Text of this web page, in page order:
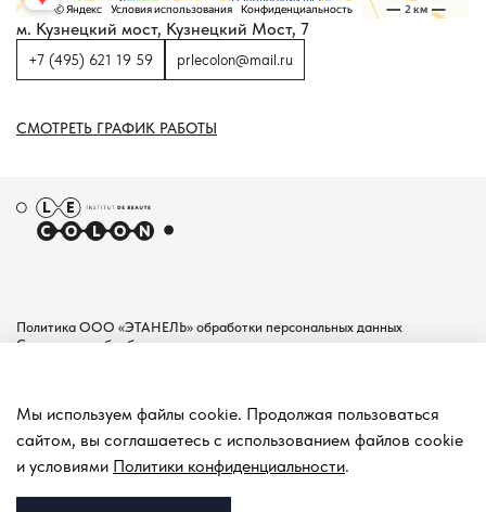
м. Кузнецкий мост, Кузнецкий Мост, 7
+7 (495) 621 19 59 prlecolon@mail.ru
СМОТРЕТЬ ГРАФИК РАБОТЫ
Политика ООО «ЭТАНЕЛЬ» обработки персональных данных
Согласие на обработку персональных данных
Контакты
Покупателям
Мы используем файлы cookie. Продолжая пользоваться
сайтом, вы соглашаетесь с использованием файлов cookie
и условиями Политики конфиденциальности.